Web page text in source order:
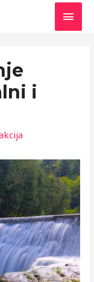
Main
i